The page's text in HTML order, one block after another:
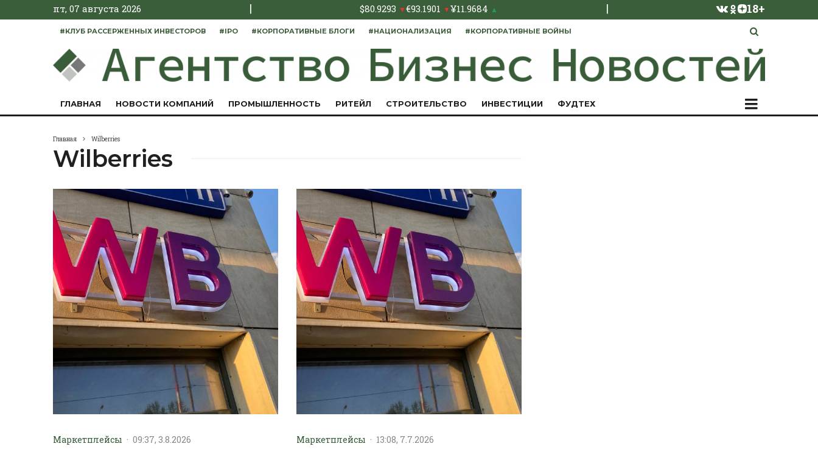
пт, 07 августа 2026 | $80.9293 ▼€93.1901 ▼¥11.9684 ▲ | 18+
#КЛУБ РАССЕРЖЕННЫХ ИНВЕСТОРОВ #IPO #КОРПОРАТИВНЫЕ БЛОГИ #НАЦИОНАЛИЗАЦИЯ #КОРПОРАТИВНЫЕ ВОЙНЫ
ГЛАВНАЯ НОВОСТИ КОМПАНИЙ ПРОМЫШЛЕННОСТЬ РИТЕЙЛ СТРОИТЕЛЬСТВО ИНВЕСТИЦИИ ФУДТЕХ
Главная Wilberries
Wilberries
Маркетплейсы · 09:37, 3.8.2026 Маркетплейсы · 13:08, 7.7.2026